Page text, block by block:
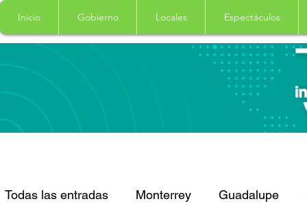
Inicio Gobierno Locales Espectáculos
Todas las entradas Monterrey Guadalupe